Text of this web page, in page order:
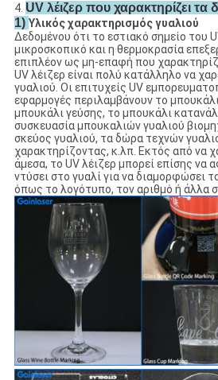
4. UV λέιζερ που χαρακτηρίζει τα
1) Υλικός χαρακτηρισμός γυαλιού
Δεδομένου ότι το εστιακό σημείο του
μικροσκοπικό και η θερμοκρασία
επιπλέον ως μη-επαφή που
UV λέιζερ είναι πολύ κατάλληλο να
γυαλιού. Οι επιτυχείς UV
εφαρμογές περιλαμβάνουν το
μπουκάλι γεύσης, το μπουκάλι
συσκευασία μπουκαλιών γυαλιού
σκεύος γυαλιού, τα δώρα τεχνών
χαρακτηρίζοντας, κ.λπ. Εκτός από να
άμεσα, το UV λέιζερ μπορεί επίσης να
ντύσει στο γυαλί για να διαμορφώσει
όπως το λογότυπο, τον αριθμό ή άλλα